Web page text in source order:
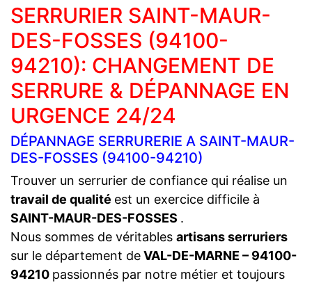
SERRURIER SAINT-MAUR-
DES-FOSSES (94100-
94210): CHANGEMENT DE
SERRURE & DÉPANNAGE EN
URGENCE 24/24
DÉPANNAGE SERRURERIE A SAINT-MAUR-
DES-FOSSES (94100-94210)
Trouver un serrurier de confiance qui réalise un
travail de qualité est un exercice difficile à
SAINT-MAUR-DES-FOSSES .
Nous sommes de véritables artisans serruriers
sur le département deVAL-DE-MARNE – 94100-
94210 passionnés par notre métier et toujours